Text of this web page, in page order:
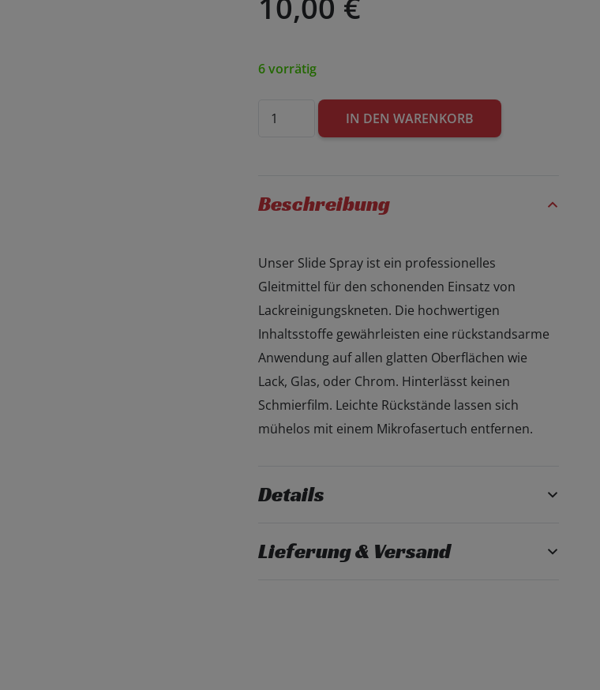
6 vorrätig
Frago
|
IN DEN WARENKORB
Beschreibung
Unser Slide Spray ist ein professionelles
Gleitmittel für den schonenden Einsatz von
Lackreinigungskneten. Die hochwertigen
Inhaltsstoffe gewährleisten eine rückstandsarme
Anwendung auf allen glatten Oberflächen wie
Lack, Glas, oder Chrom. Hinterlässt keinen
Schmierfilm. Leichte Rückstände lassen sich
mühelos mit einem Mikrofasertuch entfernen.
Details
Lieferung & Versand